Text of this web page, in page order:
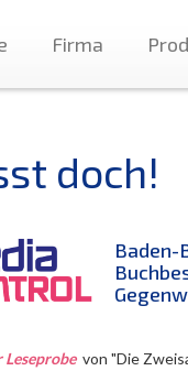
Firma
doch!
von "Die